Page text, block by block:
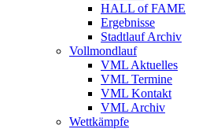
HALL of FAME
Ergebnisse
Stadtlauf Archiv
Vollmondlauf
VML Aktuelles
VML Termine
VML Kontakt
VML Archiv
Wettkämpfe